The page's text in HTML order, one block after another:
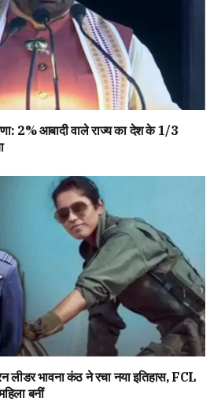
2% आबादी वाले राज्य का देश के 1/3
लीडर भावना कंठ ने रचा नया इतिहास, FCL
बनीं